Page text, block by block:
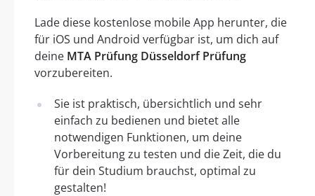
Lade diese kostenlose mobile App herunter, die
für iOS und Android verfügbar ist, um dich auf
deine MTA Prüfung Düsseldorf Prüfung
vorzubereiten.
Sie ist praktisch, übersichtlich und sehr
einfach zu bedienen und bietet alle
notwendigen Funktionen, um deine
Vorbereitung zu testen und die Zeit, die du
für dein Studium brauchst, optimal zu
gestalten!